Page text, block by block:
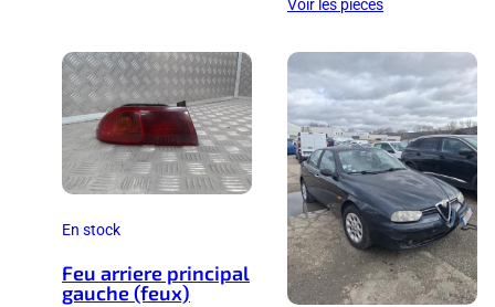
En stock
Feu arriere principal
gauche (feux)